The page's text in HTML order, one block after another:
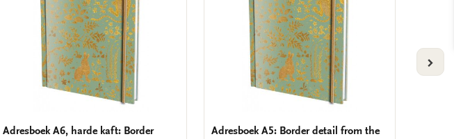
Adresboek A6, harde kaft: Border
Adresboek A5: Border detail from the